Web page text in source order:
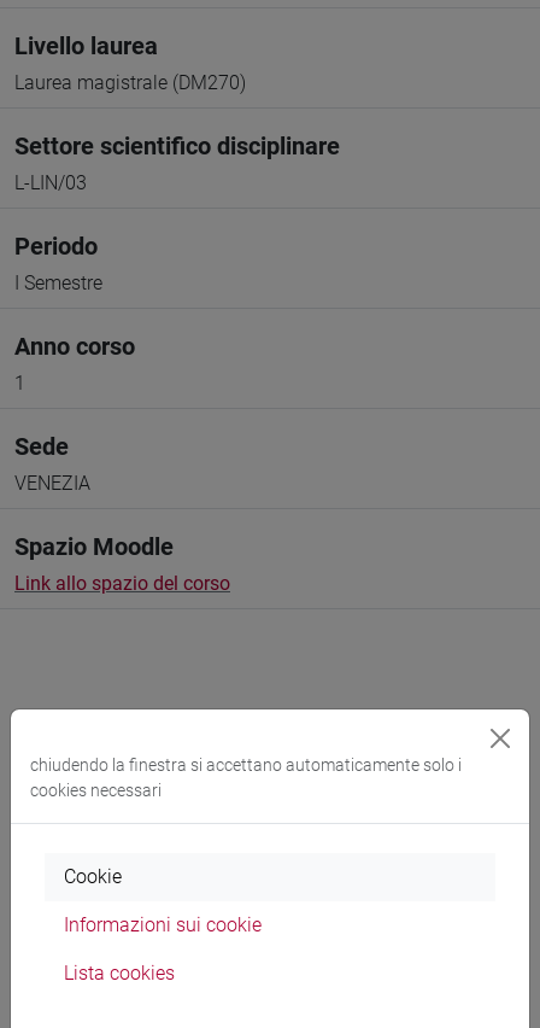
Livello laurea
Laurea magistrale (DM270)
Settore scientifico disciplinare
L-LIN/03
Periodo
I Semestre
Anno corso
1
Sede
VENEZIA
Spazio Moodle
Link allo spazio del corso
Programma
Docenti
BIVORT Olivier Serge
chiudendo la finestra si accettano automaticamente solo i
cookies necessari
Cookie
Informazioni sui cookie
Lista cookies